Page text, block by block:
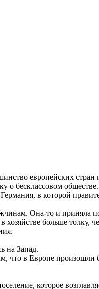
европейских стран
о бесклассовом
в которой
Она-то и приняла
больше толку,
на Запад.
что в Европе
которое